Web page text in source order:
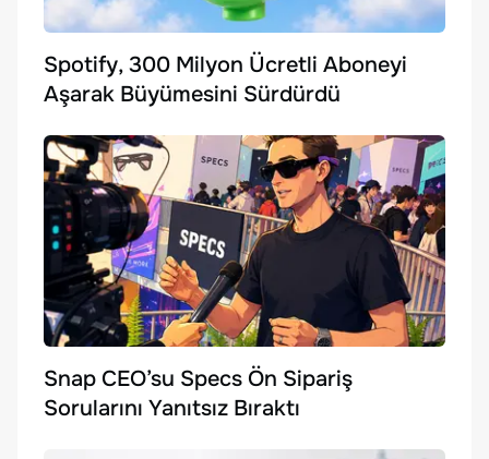
Spotify, 300 Milyon Ücretli Aboneyi
Aşarak Büyümesini Sürdürdü
Snap CEO’su Specs Ön Sipariş
Sorularını Yanıtsız Bıraktı